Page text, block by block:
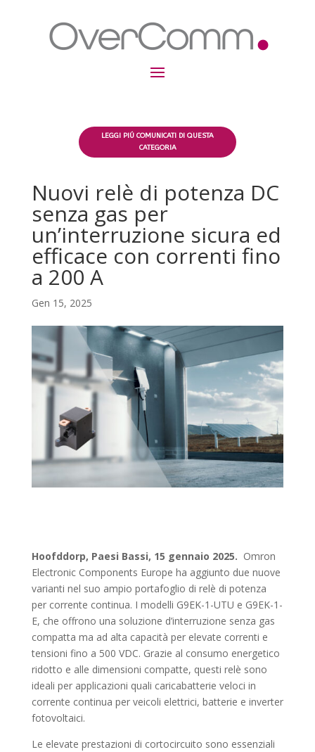
Nuovi relè di potenza DC
senza gas per
un’interruzione sicura ed
efficace con correnti fino
a 200 A
Gen 15, 2025
Hoofddorp, Paesi Bassi, 15 gennaio 2025. Omron
Electronic Components Europe ha aggiunto due nuove
varianti nel suo ampio portafoglio di relè di potenza
per corrente continua. I modelli G9EK-1-UTU e G9EK-1-
E, che offrono una soluzione d’interruzione senza gas
compatta ma ad alta capacità per elevate correnti e
tensioni fino a 500 VDC. Grazie al consumo energetico
ridotto e alle dimensioni compatte, questi relè sono
ideali per applicazioni quali caricabatterie veloci in
corrente continua per veicoli elettrici, batterie e inverter
fotovoltaici.
Le elevate prestazioni di cortocircuito sono essenziali
LEGGI PIÚ COMUNICATI DI QUESTA
CATEGORIA